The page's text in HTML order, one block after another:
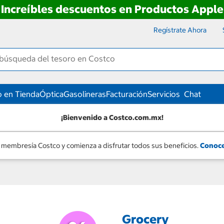
Increíbles descuentos en Productos Apple
Regístrate Ahora
en TiendaÓpticaGasolinerasFacturaciónServicios Chat
¡Bienvenido a Costco.com.mx!
Costco y comienza a disfrutar todos sus beneficios.
Grocery